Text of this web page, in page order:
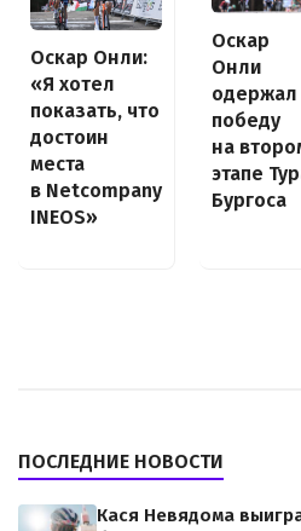
Оскар Онли:
«Я хотел
показать, что
достоин
места
в Netcompany
INEOS»
Оскар
Онли
одержал
победу
на
этапе
Бургоса
ПОСЛЕДНИЕ НОВОСТИ
Кася Невядома